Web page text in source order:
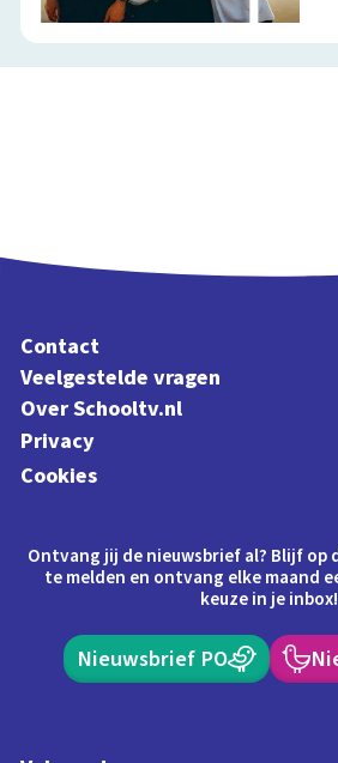
Contact
Veelgestelde vragen
Over Schooltv.nl
Privacy
Cookies
Ontvang jij de nieuwsbrief al? Blijf op
te melden en ontvang elke maand
keuze in je inbox!
Nieuwsbrief PO